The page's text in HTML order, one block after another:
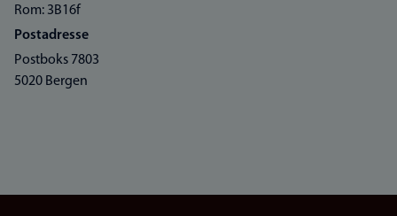
Rom: 3B16f
Postadresse
Postboks 7803
5020 Bergen